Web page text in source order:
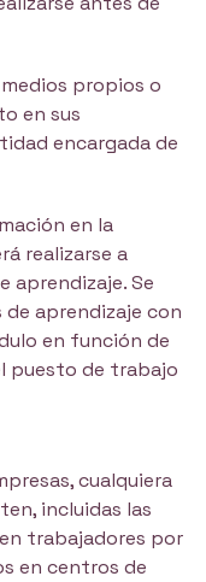
propios o
en sus
encargada de
en la
realizarse a
aprendizaje. Se
aprendizaje con
en función de
puesto de trabajo
cualquiera
incluidas las
trabajadores por
en centros de